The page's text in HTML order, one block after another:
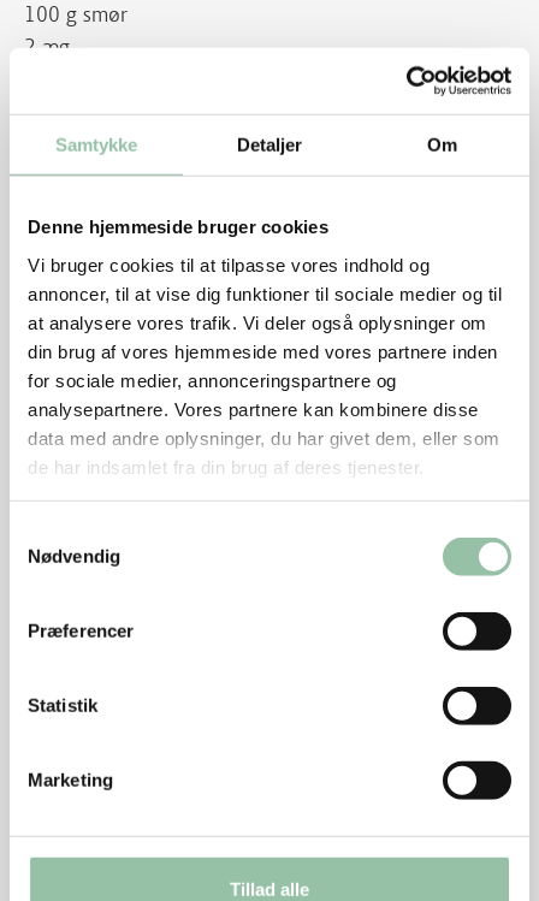
Samtykke Detaljer Om
Denne hjemmeside bruger cookies
Vi bruger cookies til at tilpasse vores indhold og
annoncer, til at vise dig funktioner til sociale medier og til
at analysere vores trafik. Vi deler også oplysninger om
din brug af vores hjemmeside med vores partnere inden
for sociale medier, annonceringspartnere og
analysepartnere. Vores partnere kan kombinere disse
data med andre oplysninger, du har givet dem, eller som
de har indsamlet fra din brug af deres tjenester.
Nødvendig
Præferencer
Statistik
Marketing
Tillad alle
100 g smør
2 æg
2 tsk vaniljesukker
2 dl mælk
2 dl hvedemel
2 tsk bagepulver
1 knivspids salt
2-3 æbler, fx. Ingrid Marie
2 spsk sukker
2 spsk kanel
Sådan gør du
Tænd ovnen på 200 grader.
Pisk æg, sukker og vaniljesukker skummende. Rør
Bland mel, bagepulver og salt sammen og vend i
Sæt papirforme i en muffinform og fyld hver form
Skær æblerne i tern og vend med sukker og kanel.